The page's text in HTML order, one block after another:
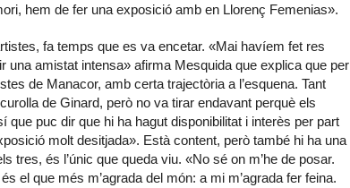
hem de fer una exposició amb en Llorenç Femenias».
fa temps que es va encetar. «Mai havíem fet res
una amistat intensa» afirma Mesquida que explica que per
de Manacor, amb certa trajectòria a l’esquena. Tant
de Ginard, però no va tirar endavant perquè els
puc dir que hi ha hagut disponibilitat i interès per part
molt desitjada». Està content, però també hi ha una
tres, és l’únic que queda viu. «No sé on m’he de posar.
el que més m’agrada del món: a mi m’agrada fer feina.